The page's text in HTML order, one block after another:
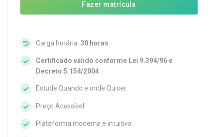
Fazer matrícula
Carga horária: 30 horas
Certificado válido conforme Lei 9.394/96 e
Decreto 5.154/2004
Estude Quando e onde Quiser
Preço Acessível
Plataforma moderna e intuitiva